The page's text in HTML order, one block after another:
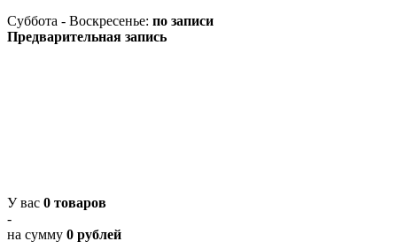
Суббота - Воскресенье: по записи
Предварительная запись
У вас 0 товаров
-
на сумму 0 рублей